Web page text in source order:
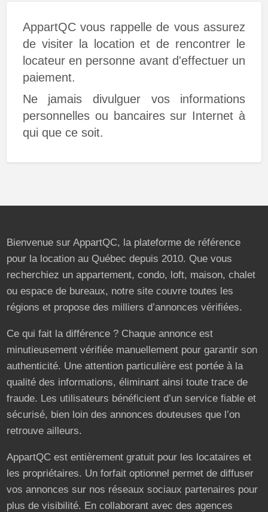
AppartQC vous rappelle de vous assurez
de visiter la location et de rencontrer le
locateur en personne avant d'effectuer un
paiement.
Ne jamais divulguer vos informations
personnelles ou bancaires sur Internet à
qui que ce soit.
Bienvenue sur AppartQC, la plateforme de référence
pour la location au Québec depuis 2010. Que vous
recherchiez un appartement, condo, loft, maison, chalet
ou espace de bureaux, notre site couvre toutes les
régions et propose des milliers d’annonces vérifiées.
Ce qui fait la différence ? Chaque annonce est
minutieusement vérifiée manuellement pour garantir son
authenticité. Une attention particulière est portée à la
qualité des informations, éliminant ainsi toute trace de
fraude. Les utilisateurs bénéficient d’un service fiable et
sécurisé, bien loin des annonces douteuses que l’on
retrouve ailleurs.
AppartQC est entièrement gratuit pour les locataires et
les propriétaires. Un forfait optionnel permet de diffuser
vos annonces sur nos réseaux sociaux partenaires pour
plus de visibilité. En collaborant avec des agences